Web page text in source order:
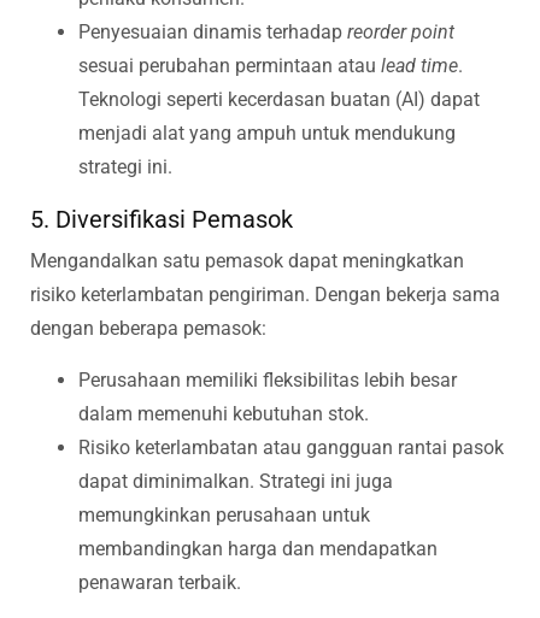
Penyesuaian dinamis terhadap reorder point
sesuai perubahan permintaan atau lead time.
Teknologi seperti kecerdasan buatan (AI) dapat
menjadi alat yang ampuh untuk mendukung
strategi ini.
5. Diversifikasi Pemasok
Mengandalkan satu pemasok dapat meningkatkan
risiko keterlambatan pengiriman. Dengan bekerja sama
dengan beberapa pemasok:
Perusahaan memiliki fleksibilitas lebih besar
dalam memenuhi kebutuhan stok.
Risiko keterlambatan atau gangguan rantai pasok
dapat diminimalkan. Strategi ini juga
memungkinkan perusahaan untuk
membandingkan harga dan mendapatkan
penawaran terbaik.